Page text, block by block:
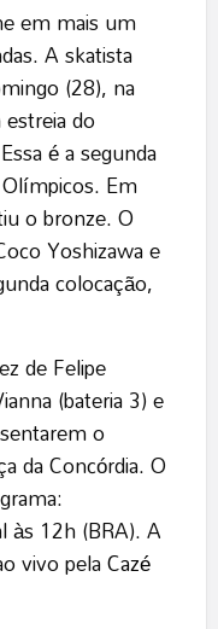
em mais um
A skatista
(28), na
do
é a segunda
Em
o bronze. O
Yoshizawa e
colocação,
de Felipe
(bateria 3) e
o
da Concórdia. O
às 12h (BRA). A
vivo pelaCazé